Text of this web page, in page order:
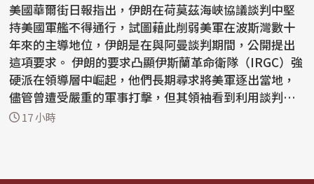
美國華爾街日報指出，伊朗在荷莫茲海峽協議談判中堅
持美國軍艦不得通行，試圖藉此削弱美軍在波斯灣數十
年來的主導地位，伊朗是在與阿曼談判期間，公開提出
這項要求。 伊朗的要求凸顯伊斯蘭革命衛隊（IRGC）強
硬派在領導層中崛起，他們長期尋求將美軍逐出當地，
儘管曾遭受嚴重的軍事打擊，但其領袖看到利用談判動
搖...17 小時